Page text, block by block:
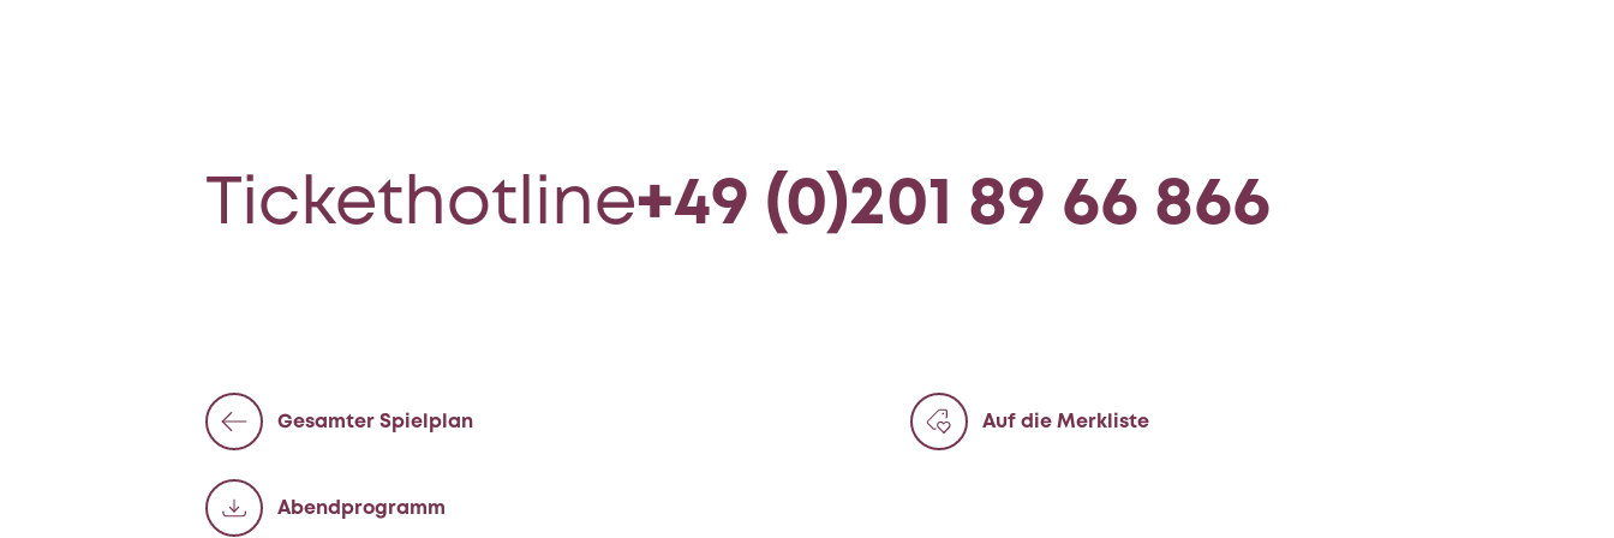
Gesamter Spielplan Auf die Merkliste
Abend­programm
Tickethotline+49 (0)201 89 66 866